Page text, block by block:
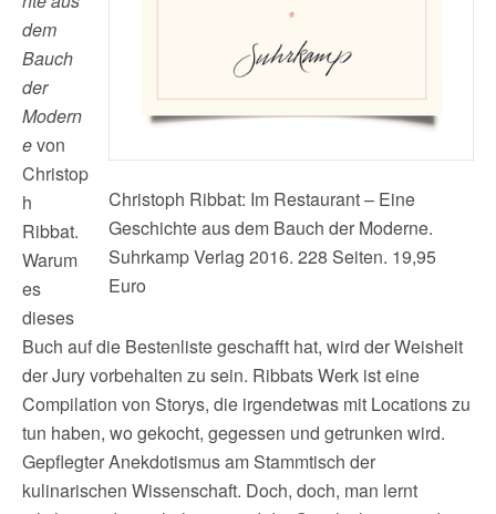
Christoph Ribbat: Im Restaurant – Eine
Geschichte aus dem Bauch der Moderne.
Suhrkamp Verlag 2016. 228 Seiten. 19,95
Euro
dem
Bauch
der
Modern
evon
Christop
h
Ribbat.
Warum
es
dieses
Buch auf die Bestenliste geschafft hat, wird der Weisheit
der Jury vorbehalten zu sein. Ribbats Werk ist eine
Compilation von Storys, die irgendetwas mit Locations zu
tun haben, wo gekocht, gegessen und getrunken wird.
Gepflegter Anekdotismus am Stammtisch der
kulinarischen Wissenschaft. Doch, doch, man lernt